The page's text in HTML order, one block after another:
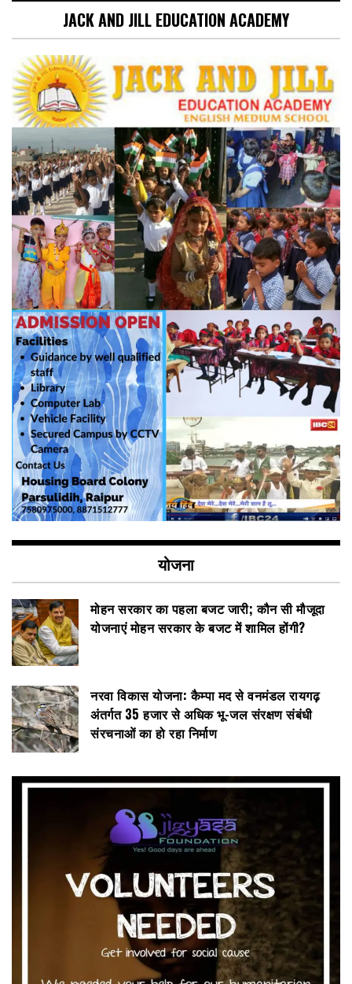
JACK AND JILL EDUCATION ACADEMY
योजना
मोहन सरकार का पहला बजट जारी; कौन सी मौजूदा
योजनाएं मोहन सरकार के बजट में शामिल होंगी?
नरवा विकास योजना: कैम्पा मद से वनमंडल रायगढ़
अंतर्गत 35 हजार से अधिक भू-जल संरक्षण संबंधी
संरचनाओं का हो रहा निर्माण